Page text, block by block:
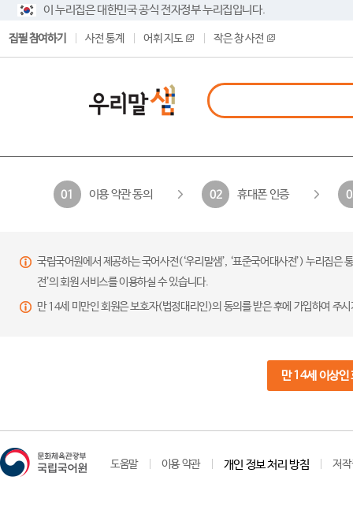
이 누리집은 대한민국 공식 전자정부 누리집입니다.
집필 참여하기 사전 통계 어휘 지도 작은 창 사전
01 이용 약관 동의 02 휴대폰 인증
국립국어원에서 제공하는 국어사전(‘우리말샘’, ‘표준국어대사전’) 누리집
전’의 회원 서비스를 이용하실 수 있습니다.
만 14세 미만인 회원은 보호자(법정대리인)의 동의를 받은 후에 가입하여 주
만 14세 이상인
도움말 이용 약관 개인 정보 처리 방침 저